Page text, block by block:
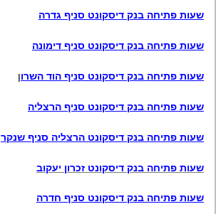
שעות פתיחה בנק דיסקונט סניף גדרה
שעות פתיחה בנק דיסקונט סניף דימונה
שעות פתיחה בנק דיסקונט סניף הוד השרון
שעות פתיחה בנק דיסקונט סניף הרצליה
שעות פתיחה בנק דיסקונט הרצליה סניף שנקר
שעות פתיחה בנק דיסקונט זכרון יעקוב
שעות פתיחה בנק דיסקונט סניף חדרה